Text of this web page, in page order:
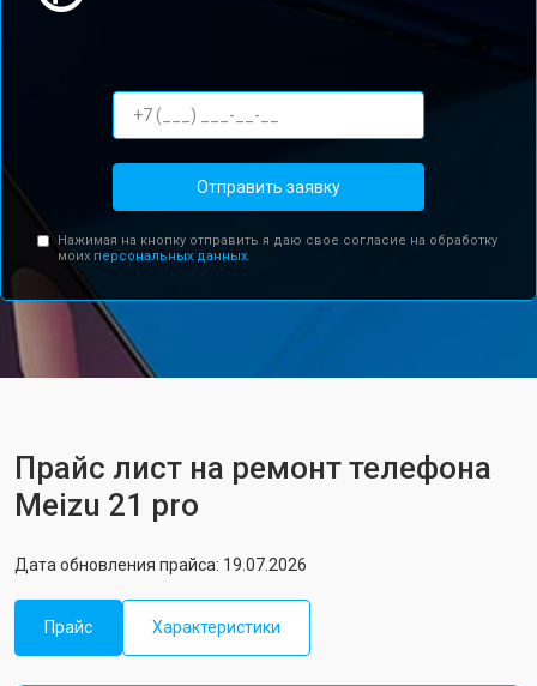
Отправить заявку
Нажимая на кнопку отправить я даю свое согласие на обработку
моих персональных данных.
Прайс лист на ремонт телефона
Meizu 21 pro
Дата обновления прайса: 19.07.2026
Прайс Характеристики